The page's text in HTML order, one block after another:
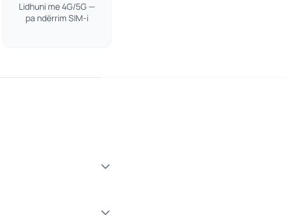
Lidhuni me 4G/5G —
pa ndërrim SIM-i